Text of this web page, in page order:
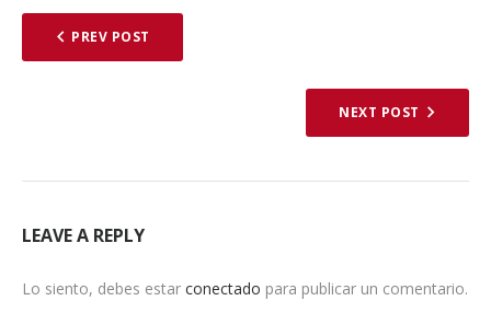
PREV POST
NEXT POST
LEAVE A REPLY
Lo siento, debes estar conectado para publicar un comentario.